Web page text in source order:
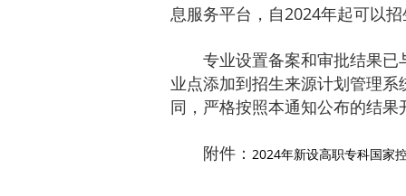
息服务平台，自2024年起可以
专业设置备案和审批结果
业点添加到招生来源计划管理
同，严格按照本通知公布的结
附件： 2024年新设高职专科国家